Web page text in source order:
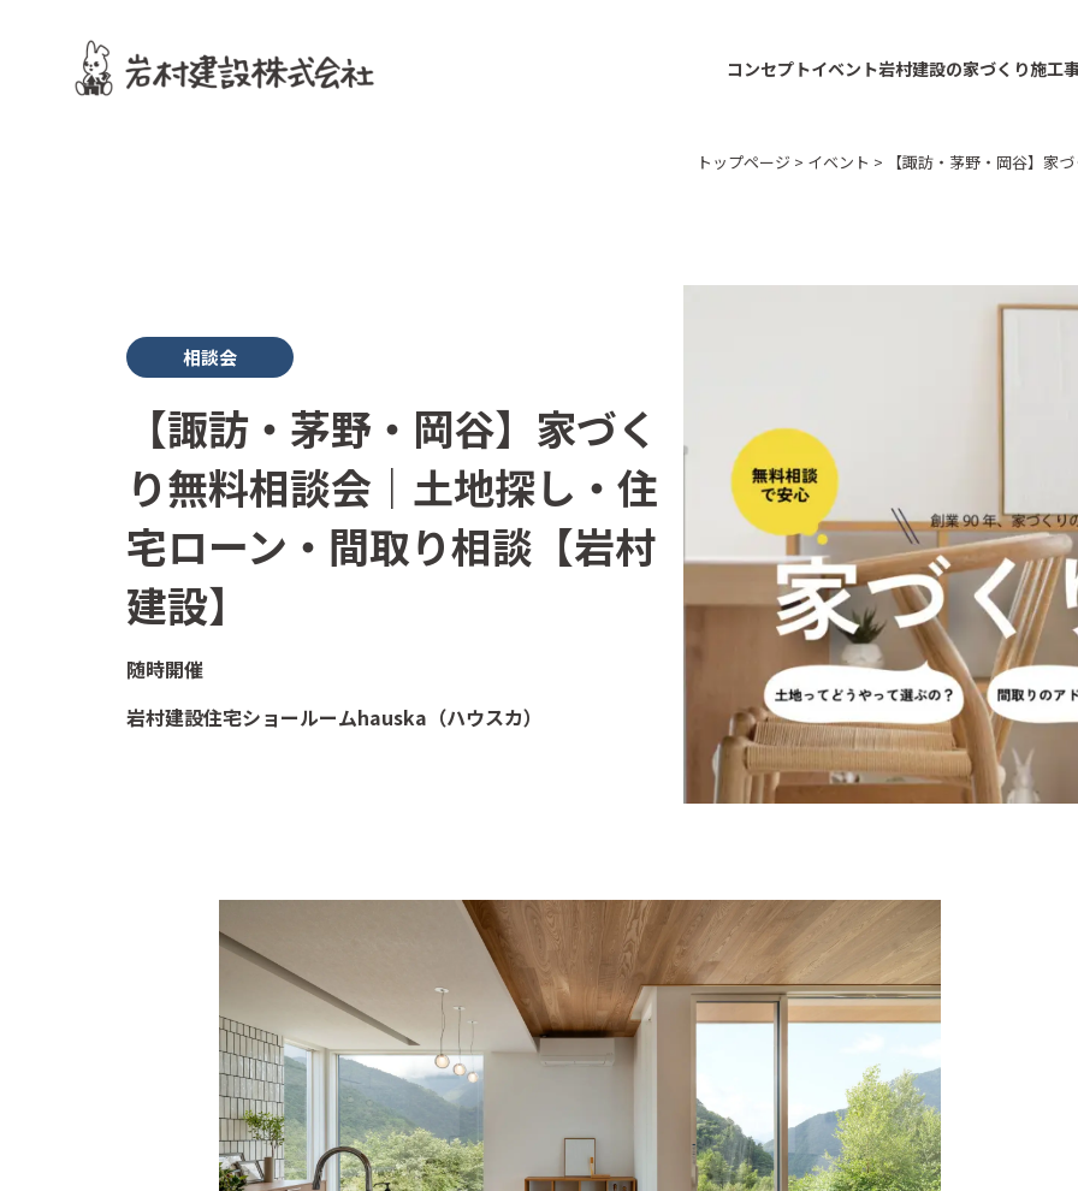
コンセプトイベント岩村建設の家づくり施工
トップページ > イベント > 【諏訪・茅野・岡谷】家
相談会
【諏訪・茅野・岡谷】家づく
り無料相談会｜土地探し・住
宅ローン・間取り相談【岩村
建設】
随時開催
岩村建設住宅ショールームhauska（ハウスカ）